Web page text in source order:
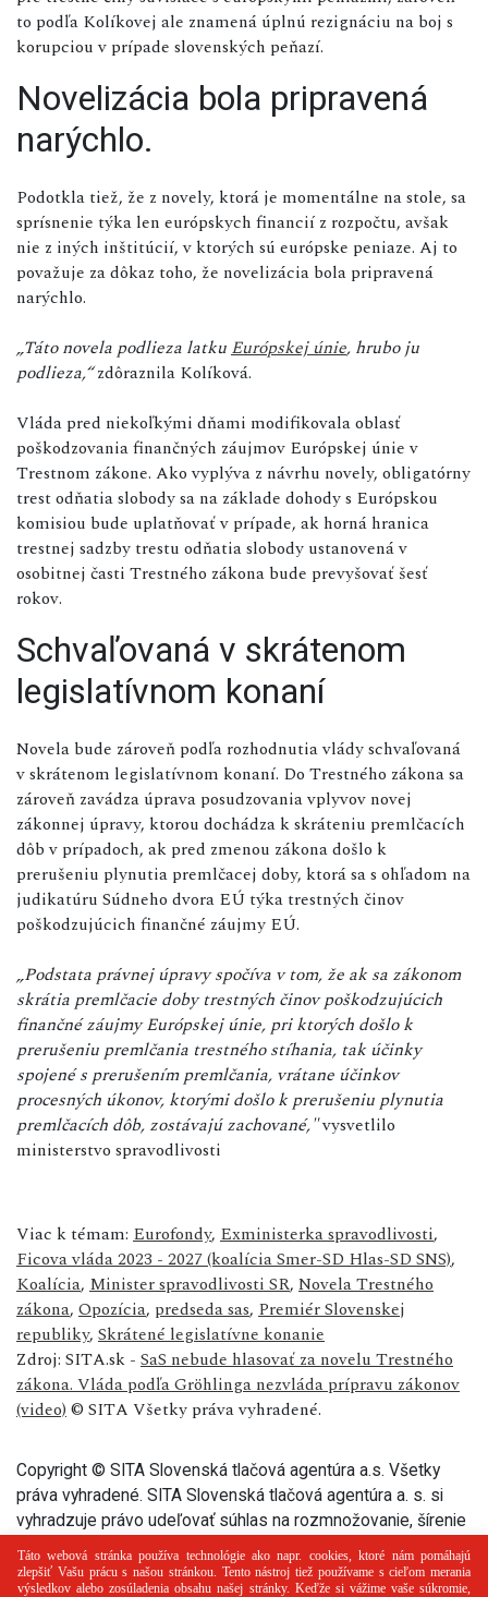
to podľa Kolíkovej ale znamená úplnú rezignáciu na boj s
korupciou v prípade slovenských peňazí.
Novelizácia bola pripravená
narýchlo.
Podotkla tiež, že z novely, ktorá je momentálne na stole, sa
sprísnenie týka len európskych financií z rozpočtu, avšak
nie z iných inštitúcií, v ktorých sú európske peniaze. Aj to
považuje za dôkaz toho, že novelizácia bola pripravená
narýchlo.
„Táto novela podlieza latku Európskej únie, hrubo ju
podlieza,“zdôraznila Kolíková.
Vláda pred niekoľkými dňami modifikovala oblasť
poškodzovania finančných záujmov Európskej únie v
Trestnom zákone. Ako vyplýva z návrhu novely, obligatórny
trest odňatia slobody sa na základe dohody s Európskou
komisiou bude uplatňovať v prípade, ak horná hranica
trestnej sadzby trestu odňatia slobody ustanovená v
osobitnej časti Trestného zákona bude prevyšovať šesť
rokov.
Schvaľovaná v skrátenom
legislatívnom konaní
Novela bude zároveň podľa rozhodnutia vlády schvaľovaná
v skrátenom legislatívnom konaní. Do Trestného zákona sa
zároveň zavádza úprava posudzovania vplyvov novej
zákonnej úpravy, ktorou dochádza k skráteniu premlčacích
dôb v prípadoch, ak pred zmenou zákona došlo k
prerušeniu plynutia premlčacej doby, ktorá sa s ohľadom na
judikatúru Súdneho dvora EÚ týka trestných činov
poškodzujúcich finančné záujmy EÚ.
„Podstata právnej úpravy spočíva v tom, že ak sa zákonom
skrátia premlčacie doby trestných činov poškodzujúcich
finančné záujmy Európskej únie, pri ktorých došlo k
prerušeniu premlčania trestného stíhania, tak účinky
spojené s prerušením premlčania, vrátane účinkov
procesných úkonov, ktorými došlo k prerušeniu plynutia
premlčacích dôb, zostávajú zachované,"vysvetlilo
ministerstvo spravodlivosti
Viac k témam: Eurofondy, Exministerka spravodlivosti,
Ficova vláda 2023 - 2027 (koalícia Smer-SD Hlas-SD SNS),
Koalícia, Minister spravodlivosti SR, Novela Trestného
zákona, Opozícia, predseda sas, Premiér Slovenskej
republiky, Skrátené legislatívne konanie
Zdroj: SITA.sk - SaS nebude hlasovať za novelu Trestného
zákona. Vláda podľa Gröhlinga nezvláda prípravu zákonov
(video) © SITA Všetky práva vyhradené.
Copyright © SITA Slovenská tlačová agentúra a.s. Všetky
práva vyhradené. SITA Slovenská tlačová agentúra a. s. si
vyhradzuje právo udeľovať súhlas na rozmnožovanie, šírenie